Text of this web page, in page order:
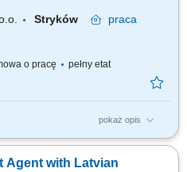
Stryków
praca
o pracę pełny etat
pokaż opis
i telefoniczna klientów; praca
wskaźników
Agent with Latvian